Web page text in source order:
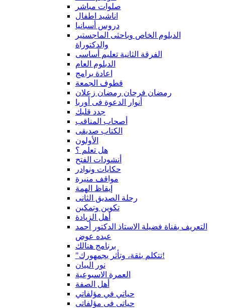
صلوات مباشر
اناشيد اطفال
دروس أسبانيا
الدبلوم الخاص وباحثى الماجستير
والدكتوراة
الفرقة الثانية تعليم أساسى
الدبلوم العام
اعادة برامج
قطوف الجمعة
رمضان فرحان رمضان زعلان
أنوار الدعوة فى أوربا
جدد قلبك
أصحاب المناقب
الكتاب صديقى
الأولون
هل تعلم ؟
أنشودات الفتح
حكايات ونوادر
مواقف منيرة
إيقاظ الهمة
رحلة الصديق الثانى
تكوين وتمكين
أهل الزيادة
التعريف بقناة فضيلة الاستاذ الدكتور أحمد
عبده عوض
برنامج هنالك
"تتكلم بثقة، وتأثر بجمهورك!
نور البيان
العمرة الاسبوعية
أهل الصفة
حياتي في مؤلفاتي
حياتى فى مؤلفاتى